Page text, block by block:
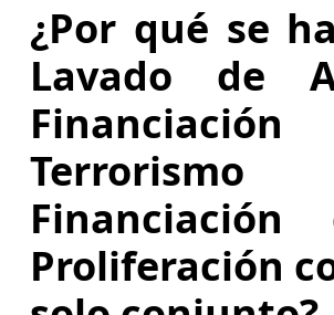
¿Por qué se
Lavado de
Proliferación